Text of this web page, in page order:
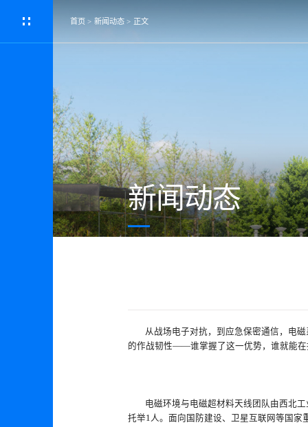
首页 > 新闻动态 > 正文
新闻动态
从战场电子对抗，到应急保密通信，电
的作战韧性——谁掌握了这一优势，谁就能在
电磁环境与电磁超材料天线团队由西北
托举1人。面向国防建设、卫星互联网等国家